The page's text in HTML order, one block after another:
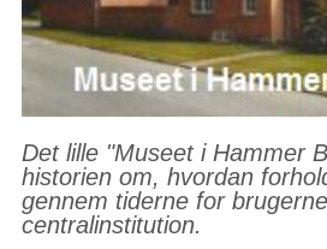
Det lille "Museet i Hammer
historien om, hvordan
gennem tiderne for
centralinstitution.